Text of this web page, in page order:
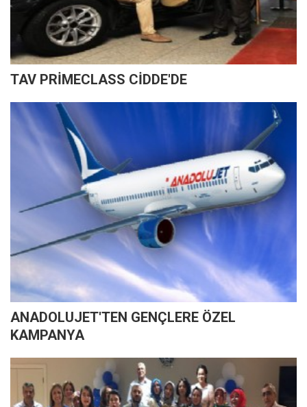
TAV PRİMECLASS CİDDE'DE
ANADOLUJET'TEN GENÇLERE ÖZEL
KAMPANYA